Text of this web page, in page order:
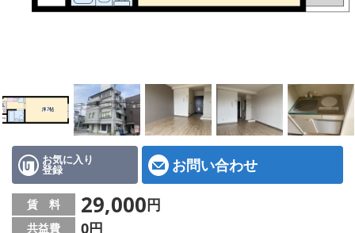
店舗情報·アクセス
メールでお問い合わせ
お気に入り
登録 お問い合わせ
賃 料 29,000円
共益費 0円